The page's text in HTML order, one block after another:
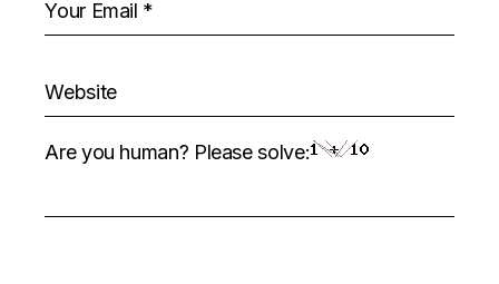
Are you human? Please solve: